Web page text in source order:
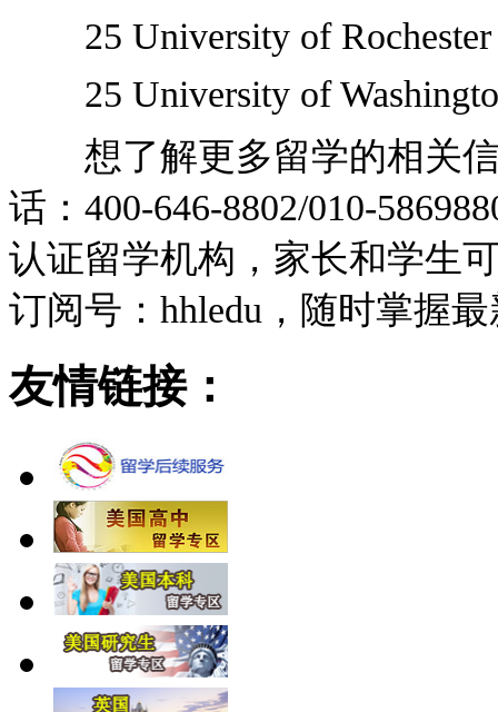
25 University of Rochester
25 University of
想了解更多留学的相关信
话：400-646-8802/010-
认证留学机构，家长和学生
订阅号：hhledu，随时掌握
友情链接：